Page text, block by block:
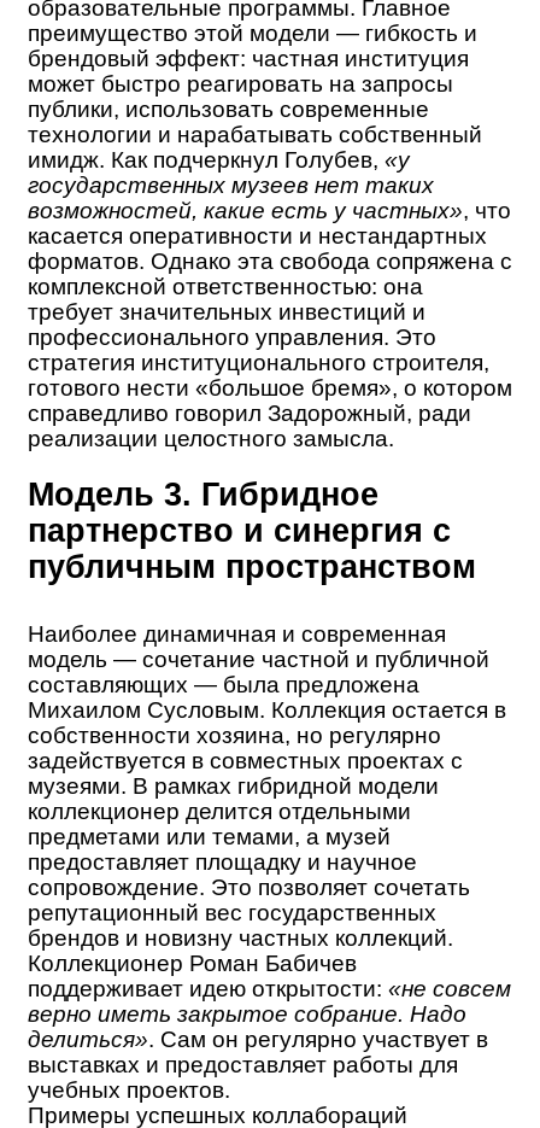
образовательные программы. Главное
преимущество этой модели — гибкость и
брендовый эффект: частная институция
может быстро реагировать на запросы
публики, использовать современные
технологии и нарабатывать собственный
имидж. Как подчеркнул Голубев, «у
государственных музеев нет таких
возможностей, какие есть у частных», что
касается оперативности и нестандартных
форматов. Однако эта свобода сопряжена с
комплексной ответственностью: она
требует значительных инвестиций и
профессионального управления. Это
стратегия институционального строителя,
готового нести «большое бремя», о котором
справедливо говорил Задорожный, ради
реализации целостного замысла.
Модель 3. Гибридное
партнерство и синергия с
публичным пространством
Наиболее динамичная и современная
модель — сочетание частной и публичной
составляющих — была предложена
Михаилом Сусловым. Коллекция остается в
собственности хозяина, но регулярно
задействуется в совместных проектах с
музеями. В рамках гибридной модели
коллекционер делится отдельными
предметами или темами, а музей
предоставляет площадку и научное
сопровождение. Это позволяет сочетать
репутационный вес государственных
брендов и новизну частных коллекций.
Коллекционер Роман Бабичев
поддерживает идею открытости: «не совсем
верно иметь закрытое собрание. Надо
делиться». Сам он регулярно участвует в
выставках и предоставляет работы для
учебных проектов.
Примеры успешных коллабораций